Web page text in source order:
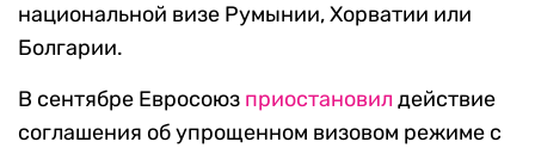
национальной визе Румынии, Хорватии или
Болгарии.
В сентябре Евросоюз приостановил действие
соглашения об упрощенном визовом режиме с